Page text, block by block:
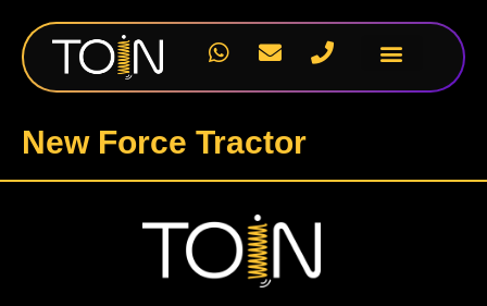
New Force Tractor